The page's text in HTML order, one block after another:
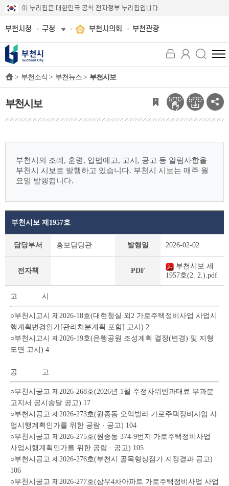
이 누리집은 대한민국 공식 전자정부 누리집입니다.
부천시청 구청 부천시의회 부천관광
전
체
뉴
보
기
> 부천소식 > 부천뉴스 > 부천시보
부천시보
부천시의 조례, 훈령, 입법예고, 고시, 공고 등 알림사항을
부천시 시보로 발행하고 있습니다. 부천시 시보는 매주 월
요일 발행됩니다.
조
이
블
부천시보 제1957호
담당부서 홍보담당관 발행일 2026-02-02
전자책 PDF
부천시보 제
1957호(2. 2.).pdf
고 시
○부천시고시 제2026-18호(대현청실 외2 가로주택정비사업 사업시
행계획변경인가[관리처분계획 포함] 고시) 2
○부천시고시 제2026-19호(은행공원 조성계획 결정(변경) 및 지형
도면 고시) 4
공 고
○부천시공고 제2026-268호(2026년 1월 주정차위반과태료 부과분
고지서 공시송달 공고) 17
○부천시공고 제2026-273호(원종동 오익빌라 가로주택정비사업 사
업시행계획인가를 위한 공람 · 공고) 104
○부천시공고 제2026-275호(원종동 374-9번지 가로주택정비사업
사업시행계획인가를 위한 공람 · 공고) 105
○부천시공고 제2026-276호(부천시 골목형상점가 지정결과 공고)
106
○부천시공고 제2026-277호(삼우4차아파트 가로주택정비사업 사업